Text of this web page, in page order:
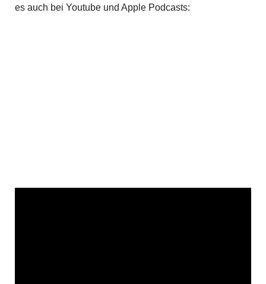
es auch bei Youtube und Apple Podcasts: